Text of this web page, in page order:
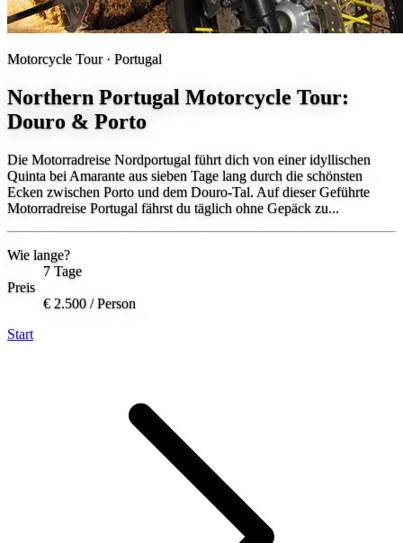
Motorcycle Tour · Portugal
Northern Portugal Motorcycle Tour:
Douro & Porto
Die Motorradreise Nordportugal führt dich von einer idyllischen
Quinta bei Amarante aus sieben Tage lang durch die schönsten
Ecken zwischen Porto und dem Douro-Tal. Auf dieser Geführte
Motorradreise Portugal fährst du täglich ohne Gepäck zu...
Wie lange?
7 Tage
Preis
€ 2.500 / Person
Start